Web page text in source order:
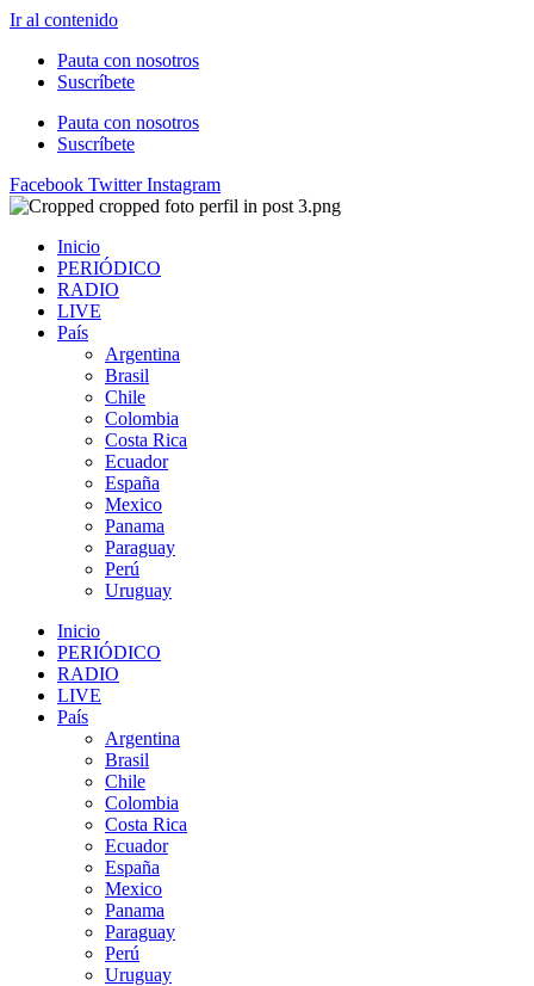
Ir al contenido
Pauta con nosotros
Suscríbete
Pauta con nosotros
Suscríbete
Facebook Twitter Instagram
Inicio
PERIÓDICO
RADIO
LIVE
País
Argentina
Brasil
Chile
Colombia
Costa Rica
Ecuador
España
Mexico
Panama
Paraguay
Perú
Uruguay
Inicio
PERIÓDICO
RADIO
LIVE
País
Argentina
Brasil
Chile
Colombia
Costa Rica
Ecuador
España
Mexico
Panama
Paraguay
Perú
Uruguay